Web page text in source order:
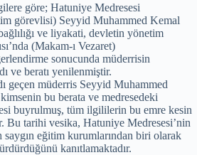
göre; Hatuniye Medresesi
görevlisi) Seyyid Muhammed Kemal
ve liyakati, devletin yönetim
(Makam-ı Vezaret)
sonucunda müderrisin
ve beratı yenilenmiştir.
geçen müderris Seyyid Muhammed
bu berata ve medresedeki
buyrulmuş, tüm ilgililerin bu emre kesin
Bu tarihi vesika, Hatuniye Medresesi’nin
saygın eğitim kurumlarından biri olarak
kanıtlamaktadır.